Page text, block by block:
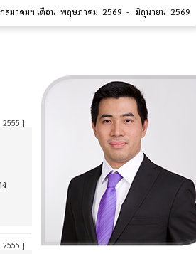
กสมาคมฯ เดือน พฤษภาคม 2569 - มิถุนายน 2569
]
]